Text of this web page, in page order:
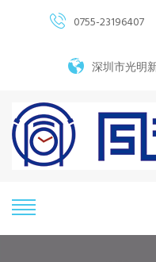
0755-23196407
深圳市光明